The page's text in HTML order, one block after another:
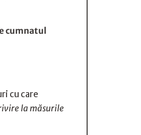
cumnatul
cu care
la măsurile